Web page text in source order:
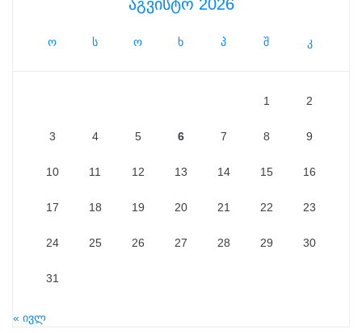
აგვისტო 2026
ო ს ო ხ პ შ კ
1 2
3 4 5 6 7 8 9
10 11 12 13 14 15 16
17 18 19 20 21 22 23
24 25 26 27 28 29 30
31
« ივლ